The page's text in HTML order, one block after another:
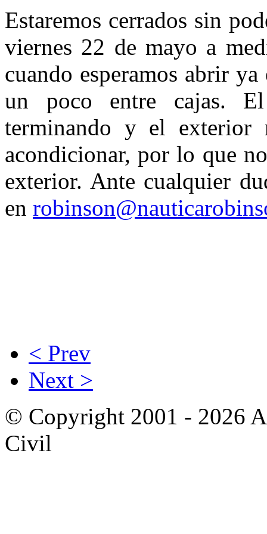
Estaremos cerrados sin
viernes 22 de mayo a
cuando esperamos abrir
un poco entre cajas.
terminando y el exterior
acondicionar, por lo que
exterior. Ante cualquier
en
< Prev
Next >
© Copyright 2001 - 2026
Civil